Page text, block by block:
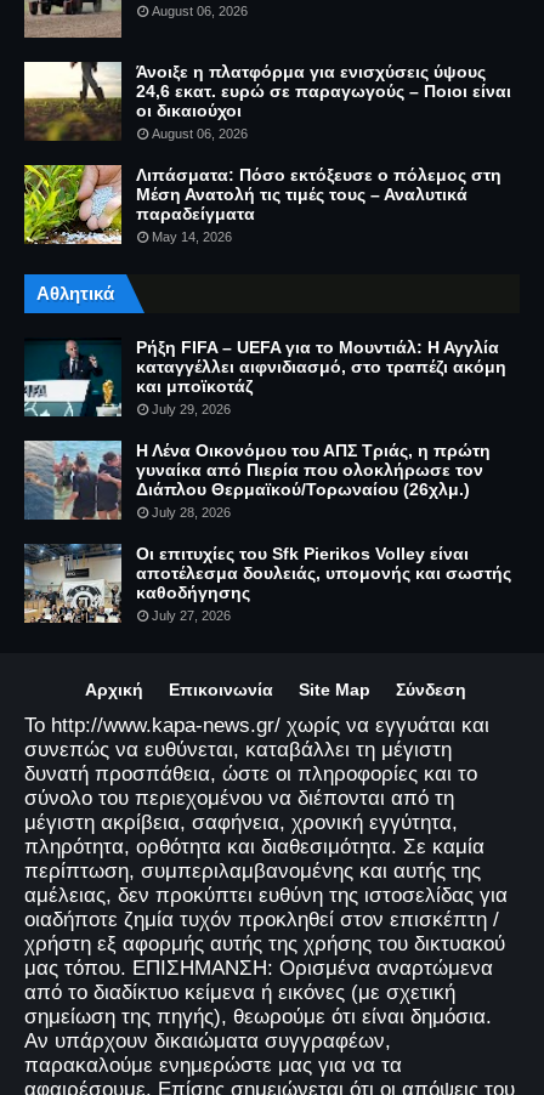
August 06, 2026
Άνοιξε η πλατφόρμα για ενισχύσεις ύψους
24,6 εκατ. ευρώ σε παραγωγούς – Ποιοι είναι
οι δικαιούχοι
August 06, 2026
Λιπάσματα: Πόσο εκτόξευσε ο πόλεμος στη
Μέση Ανατολή τις τιμές τους – Αναλυτικά
παραδείγματα
May 14, 2026
Αθλητικά
Ρήξη FIFA – UEFA για το Μουντιάλ: Η Αγγλία
καταγγέλλει αιφνιδιασμό, στο τραπέζι ακόμη
και μποϊκοτάζ
July 29, 2026
Η Λένα Οικονόμου του ΑΠΣ Τριάς, η πρώτη
γυναίκα από Πιερία που ολοκλήρωσε τον
Διάπλου Θερμαϊκού/Τορωναίου (26χλμ.)
July 28, 2026
Οι επιτυχίες του Sfk Pierikos Volley είναι
αποτέλεσμα δουλειάς, υπομονής και σωστής
καθοδήγησης
July 27, 2026
Αρχική Επικοινωνία Site Map Σύνδεση
Το http://www.kapa-news.gr/ χωρίς να εγγυάται και
συνεπώς να ευθύνεται, καταβάλλει τη μέγιστη
δυνατή προσπάθεια, ώστε οι πληροφορίες και το
σύνολο του περιεχομένου να διέπονται από τη
μέγιστη ακρίβεια, σαφήνεια, χρονική εγγύτητα,
πληρότητα, ορθότητα και διαθεσιμότητα. Σε καμία
περίπτωση, συμπεριλαμβανομένης και αυτής της
αμέλειας, δεν προκύπτει ευθύνη της ιστοσελίδας για
οιαδήποτε ζημία τυχόν προκληθεί στον επισκέπτη /
χρήστη εξ αφορμής αυτής της χρήσης του δικτυακού
μας τόπου. ΕΠΙΣΗΜΑΝΣΗ: Ορισμένα αναρτώμενα
από το διαδίκτυο κείμενα ή εικόνες (με σχετική
σημείωση της πηγής), θεωρούμε ότι είναι δημόσια.
Αν υπάρχουν δικαιώματα συγγραφέων,
παρακαλούμε ενημερώστε μας για να τα
αφαιρέσουμε. Επίσης σημειώνεται ότι οι απόψεις του